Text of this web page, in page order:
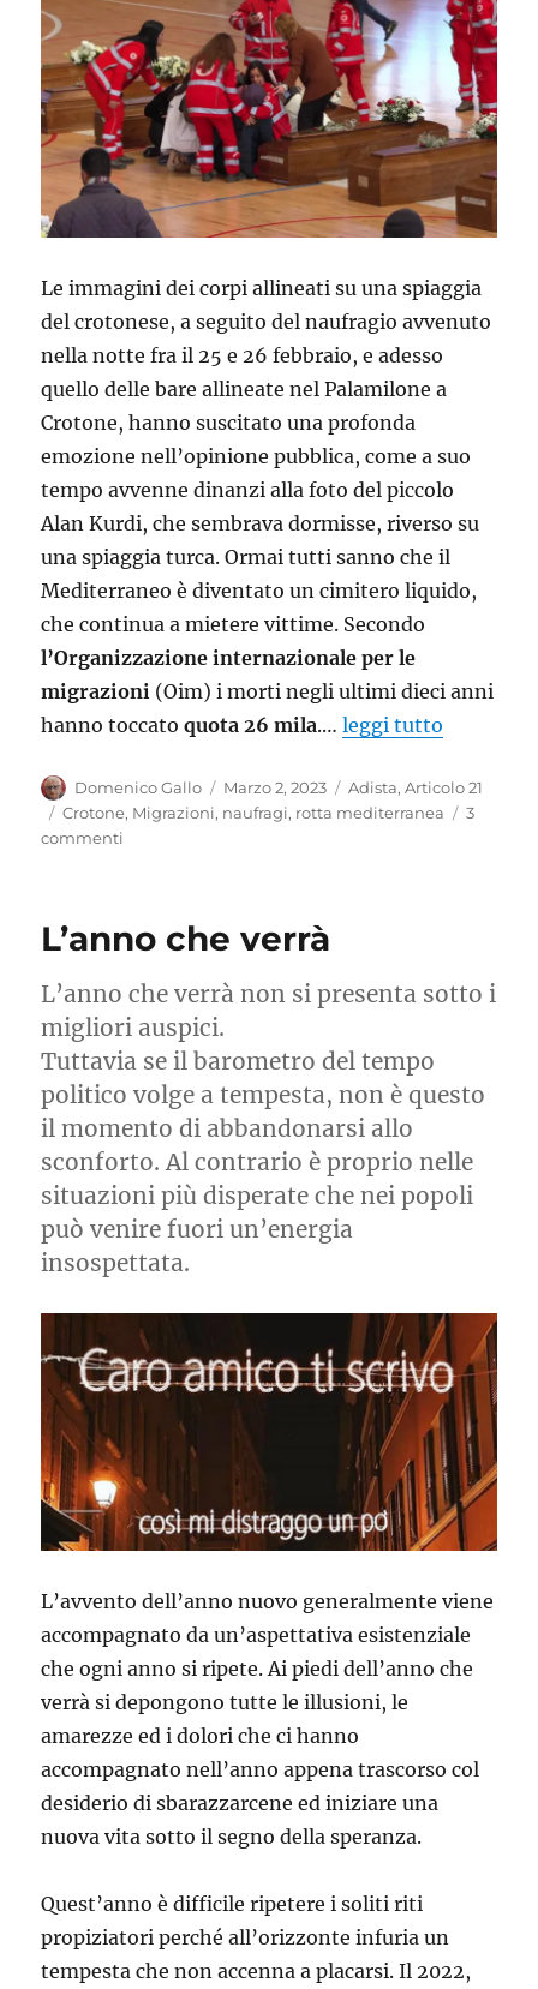
Le immagini dei corpi allineati su una spiaggia
del crotonese, a seguito del naufragio avvenuto
nella notte fra il 25 e 26 febbraio, e adesso
quello delle bare allineate nel Palamilone a
Crotone, hanno suscitato una profonda
emozione nell’opinione pubblica, come a suo
tempo avvenne dinanzi alla foto del piccolo
Alan Kurdi, che sembrava dormisse, riverso su
una spiaggia turca. Ormai tutti sanno che il
Mediterraneo è diventato un cimitero liquido,
che continua a mietere vittime. Secondo
l’Organizzazione internazionale per le
migrazioni (Oim) i morti negli ultimi dieci anni
hanno toccatoquota 26 mila.…leggi tutto
Autore
Domenico Gallo
Pubblicato
il
Marzo 2, 2023 Categorie
Adista,Articolo 21
Tag
Crotone, Migrazioni, naufragi, rotta mediterranea
3
commenti
lacrime
coccodrillo
L’anno che verrà
L’anno che verrà non si presenta sotto i
migliori auspici.
Tuttavia se il barometro del tempo
politico volge a tempesta, non è questo
il momento di abbandonarsi allo
sconforto. Al contrario è proprio nelle
situazioni più disperate che nei popoli
può venire fuori un’energia
insospettata.
L’avvento dell’anno nuovo generalmente viene
accompagnato da un’aspettativa esistenziale
che ogni anno si ripete. Ai piedi dell’anno che
verrà si depongono tutte le illusioni, le
amarezze ed i dolori che ci hanno
accompagnato nell’anno appena trascorso col
desiderio di sbarazzarcene ed iniziare una
nuova vita sotto il segno della speranza.
Quest’anno è difficile ripetere i soliti riti
propiziatori perché all’orizzonte infuria un
tempesta che non accenna a placarsi. Il 2022,